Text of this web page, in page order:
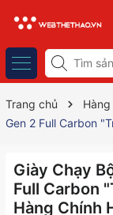
Trang chủ
Gen 2 Full Carbon
Giày Chạy
Full Carbon
Hàng Chính